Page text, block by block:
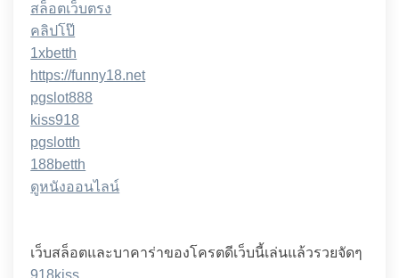
สล็อตเว็บตรง
คลิปโป๊
1xbetth
https://funny18.net
pgslot888
kiss918
pgslotth
188betth
ดูหนังออนไลน์
เว็บสล็อตและบาคาร่าของโครตดีเว็บนี้เล่นแล้วรวยจัดๆ